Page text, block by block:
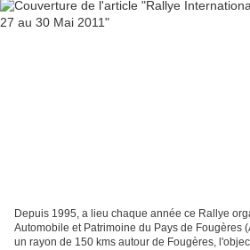
Depuis 1995, a lieu chaque année ce Rallye
Automobile et Patrimoine du Pays de Fougères
un rayon de 150 kms autour de Fougères,